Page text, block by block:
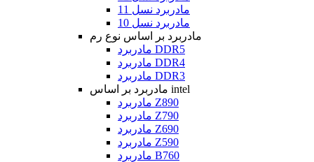
مادربرد نسل 11
مادربرد نسل 10
مادربرد بر اساس نوع رم
مادربرد DDR5
مادربرد DDR4
مادربرد DDR3
مادربرد بر اساس intel
مادربرد Z890
مادربرد Z790
مادربرد Z690
مادربرد Z590
مادربرد B760